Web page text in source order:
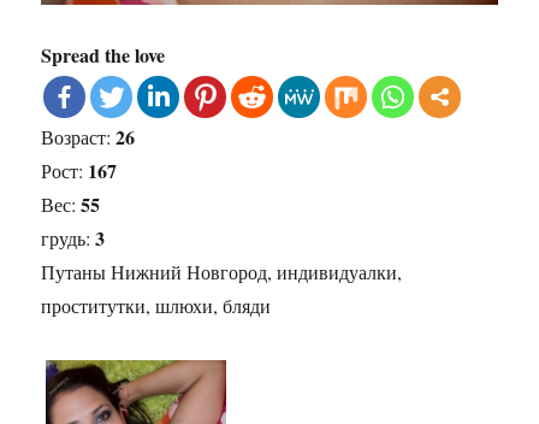
Spread the love
Возраст:26
Рост: 167
Вес:55
грудь:3
Путаны Нижний Новгород, индивидуалки,
проститутки, шлюхи, бляди